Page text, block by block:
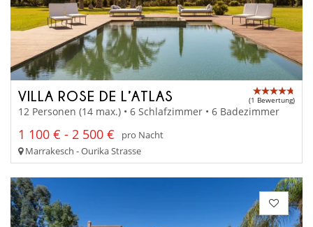
VILLA ROSE DE L’ATLAS (1 Bewertung)
12 Personen (14 max.) • 6 Schlafzimmer • 6 Badezimmer
1 100 € - 2 500 €
pro Nacht
Marrakesch - Ourika Strasse